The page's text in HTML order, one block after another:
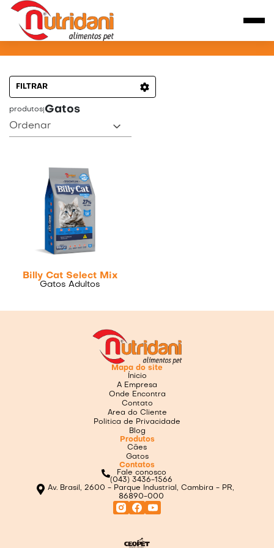
PRODUTOS PARA GATOS
FILTRAR
produtos Gatos
Ordenar
Billy Cat Select Mix
Gatos Adultos
Mapa do site
Ínicio
A Empresa
Onde Encontra
Contato
Area do Cliente
Politica de Privacidade
Blog
Produtos
Cães
Gatos
Contatos
Fale conosco
(043) 3436-1566
Av. Brasil, 2600 - Parque Industrial, Cambira - PR,
86890-000